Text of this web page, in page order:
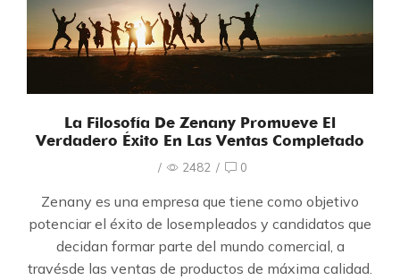
La Filosofía De Zenany Promueve El
Verdadero Éxito En Las Ventas Completado
/ 2482 / 0
Zenany es una empresa que tiene como objetivo
potenciar el éxito de losempleados y candidatos que
decidan formar parte del mundo comercial, a
travésde las ventas de productos de máxima calidad.